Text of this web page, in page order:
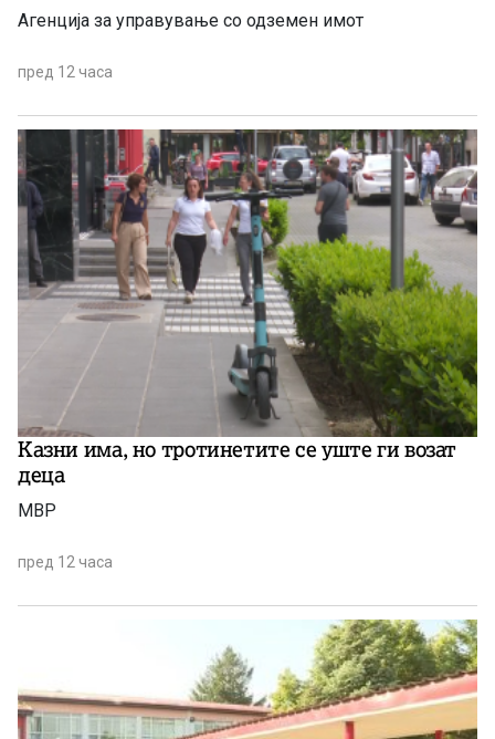
Агенција за управување со одземен имот
пред 12 часа
Казни има, но тротинетите се уште ги возат
деца
МВР
пред 12 часа